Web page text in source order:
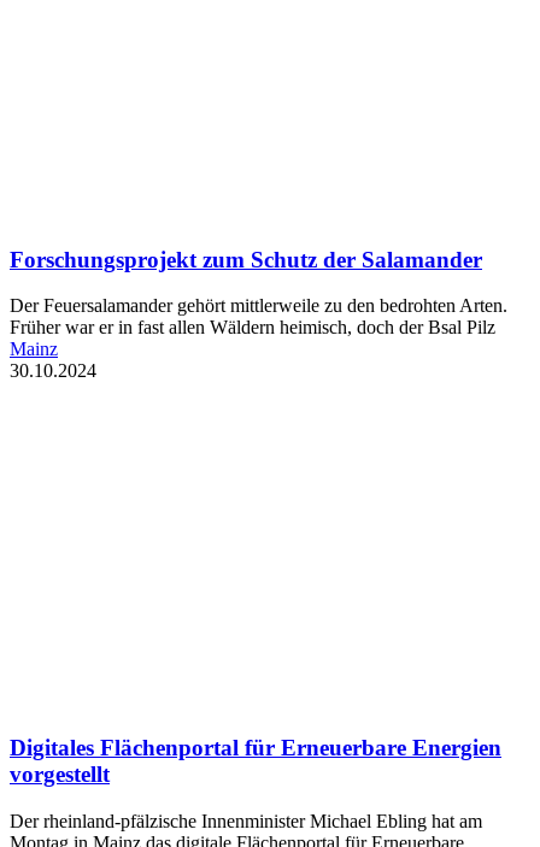
Forschungsprojekt zum Schutz der Salamander
Der Feuersalamander gehört mittlerweile zu den bedrohten Arten.
Früher war er in fast allen Wäldern heimisch, doch der Bsal Pilz
Mainz
30.10.2024
Digitales Flächenportal für Erneuerbare Energien
vorgestellt
Der rheinland-pfälzische Innenminister Michael Ebling hat am
Montag in Mainz das digitale Flächenportal für Erneuerbare